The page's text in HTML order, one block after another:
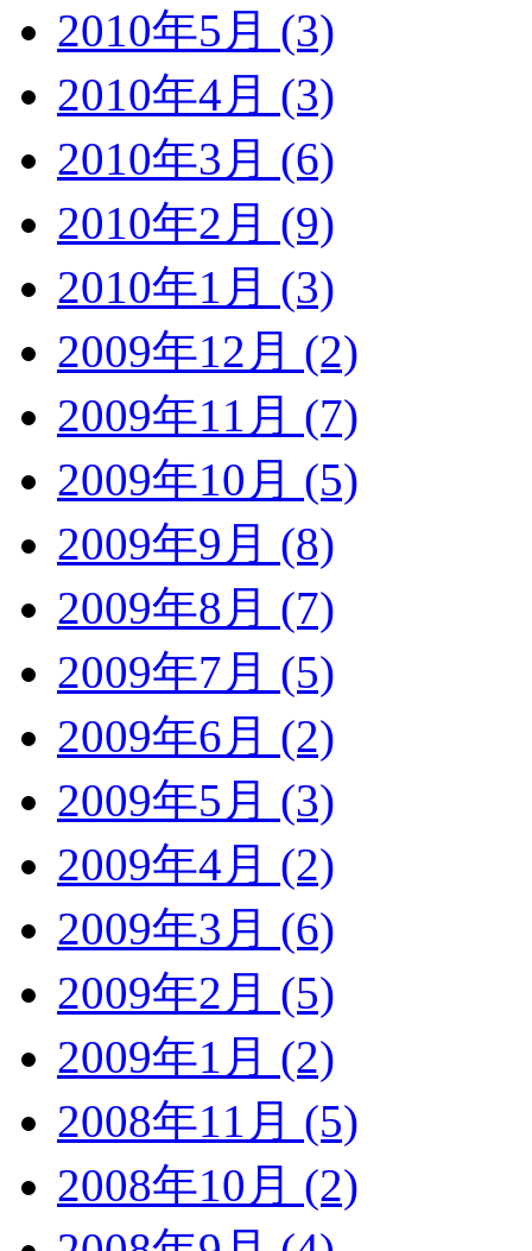
2010年5月 (3)
2010年4月 (3)
2010年3月 (6)
2010年2月 (9)
2010年1月 (3)
2009年12月 (2)
2009年11月 (7)
2009年10月 (5)
2009年9月 (8)
2009年8月 (7)
2009年7月 (5)
2009年6月 (2)
2009年5月 (3)
2009年4月 (2)
2009年3月 (6)
2009年2月 (5)
2009年1月 (2)
2008年11月 (5)
2008年10月 (2)